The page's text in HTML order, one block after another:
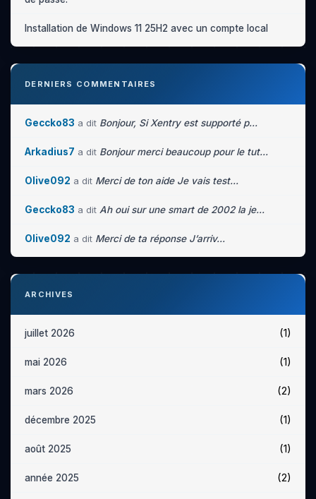
Installation de Windows 11 25H2 avec un compte local
DERNIERS COMMENTAIRES
Geccko83 a dit Bonjour, Si Xentry est supporté p...
Arkadius7 a dit Bonjour merci beaucoup pour le tut...
Olive092 a dit Merci de ton aide Je vais test...
Geccko83 a dit Ah oui sur une smart de 2002 la je...
Olive092 a dit Merci de ta réponse J’arriv...
ARCHIVES
juillet 2026 (1)
mai 2026 (1)
mars 2026 (2)
décembre 2025 (1)
août 2025 (1)
année 2025 (2)